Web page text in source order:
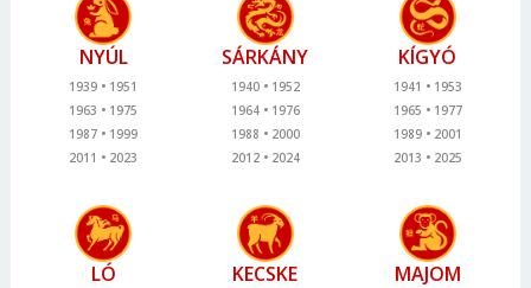
NYÚL
1939
1951
1963
1975
1987
1999
2011
2023
SÁRKÁNY
1940
1952
1964
1976
1988
2000
2012
2024
KÍGYÓ
1941
1953
1965
1977
1989
2001
2013
2025
LÓ KECSKE MAJOM